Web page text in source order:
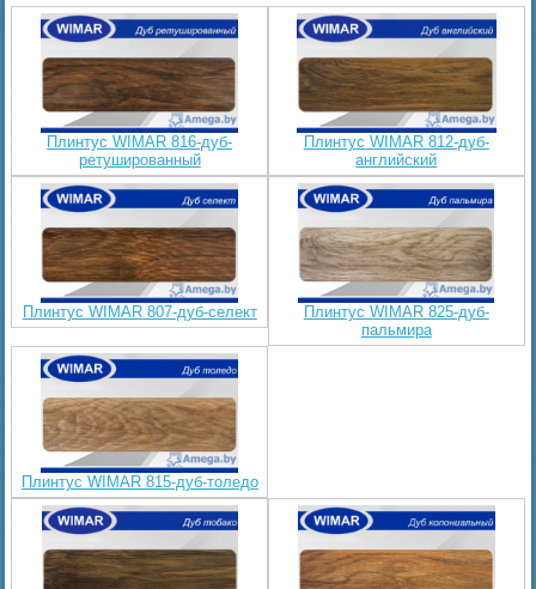
Плинтус WIMAR 816-дуб-
ретушированный
Плинтус WIMAR 812-дуб-
английский
Плинтус WIMAR 807-дуб-селект
Плинтус WIMAR 825-дуб-
пальмира
Плинтус WIMAR 815-дуб-толедо